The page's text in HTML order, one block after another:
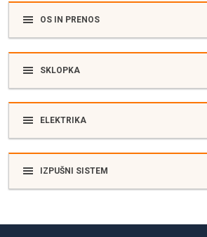
OS IN PRENOS
SKLOPKA
ELEKTRIKA
IZPUŠNI SISTEM